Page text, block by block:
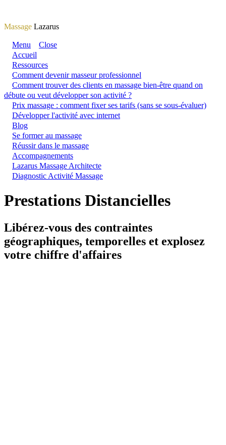
Massage Lazarus
Menu
Close
Accueil
Ressources
Comment devenir masseur professionnel
Comment trouver des clients en massage bien-être quand on
débute ou veut développer son activité ?
Prix massage : comment fixer ses tarifs (sans se sous-évaluer)
Développer l'activité avec internet
Blog
Se former au massage
Réussir dans le massage
Accompagnements
Lazarus Massage Architecte
Diagnostic Activité Massage
Prestations Distancielles
Libérez-vous des contraintes
géographiques, temporelles et explosez
votre chiffre d'affaires